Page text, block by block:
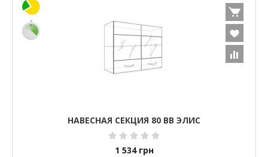
НАВЕСНАЯ СЕКЦИЯ 80 ВВ ЭЛИС
1 534 грн